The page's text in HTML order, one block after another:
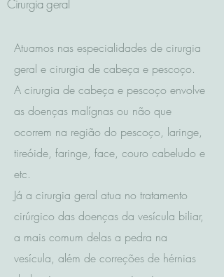
Cirurgia geral
Atuamos nas especialidades de cirurgia
geral e cirurgia de cabeça e pescoço.
A cirurgia de cabeça e pescoço envolve
as doenças malígnas ou não que
ocorrem na região do pescoço, laringe,
tireóide, faringe, face, couro cabeludo e
etc.
Já a cirurgia geral atua no tratamento
cirúrgico das doenças da vesícula biliar,
a mais comum delas a pedra na
vesícula, além de correções de hérnias